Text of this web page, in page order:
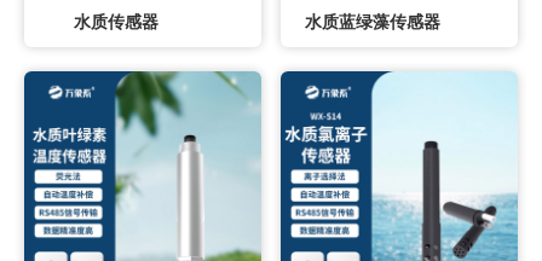
水质传感器 水质蓝绿藻传感器